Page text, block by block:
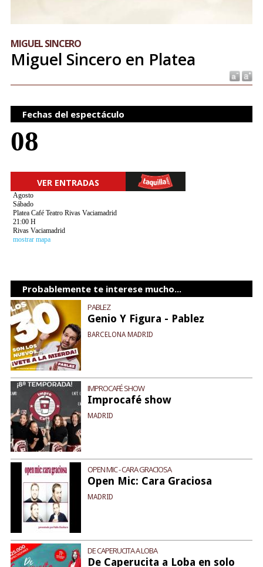
MIGUEL SINCERO
Miguel Sincero en Platea
Fechas del espectáculo
08
VER ENTRADAS
Agosto
Sábado
Platea Café Teatro Rivas Vaciamadrid
21:00 H
Rivas Vaciamadrid
mostrar mapa
Probablemente te interese mucho...
PABLEZ
Genio Y Figura - Pablez
BARCELONA MADRID
IMPROCAFÉ SHOW
Improcafé show
MADRID
OPEN MIC - CARA GRACIOSA
Open Mic: Cara Graciosa
MADRID
DE CAPERUCITA A LOBA
De Caperucita a Loba en solo